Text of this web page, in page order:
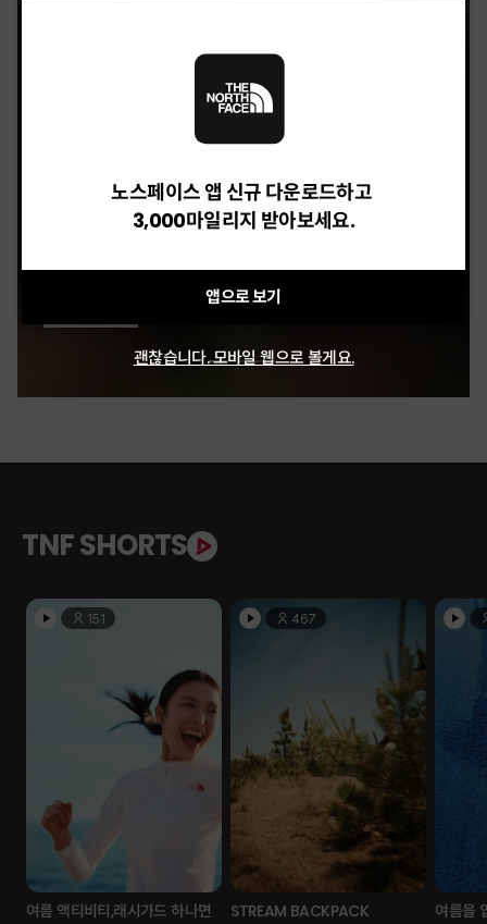
M BASIN SHORT - 7"
59,400 원
46,240 원
32%
BRIS DENIM SHORTS
118,400 원
TNF SHORTS
151
여름 액티비티,래시가드 하나면
467
STREAM BACKPACK 여름을
노스페이스 앱 신규 다운로드하고
3,000마일리지 받아보세요.
앱으로 보기
괜찮습니다. 모바일 웹으로 볼게요.